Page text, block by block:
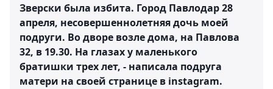
Зверски была избита. Город Павлодар 28
апреля, несовершеннолетняя дочь моей
подруги. Во дворе возле дома, на Павлова
32, в 19.30. На глазах у маленького
братишки трех лет, - написала подруга
матери на своей странице в instagram.